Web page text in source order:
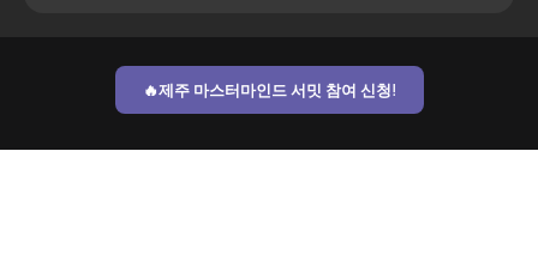
🔥제주 마스터마인드 서밋 참여 신청!